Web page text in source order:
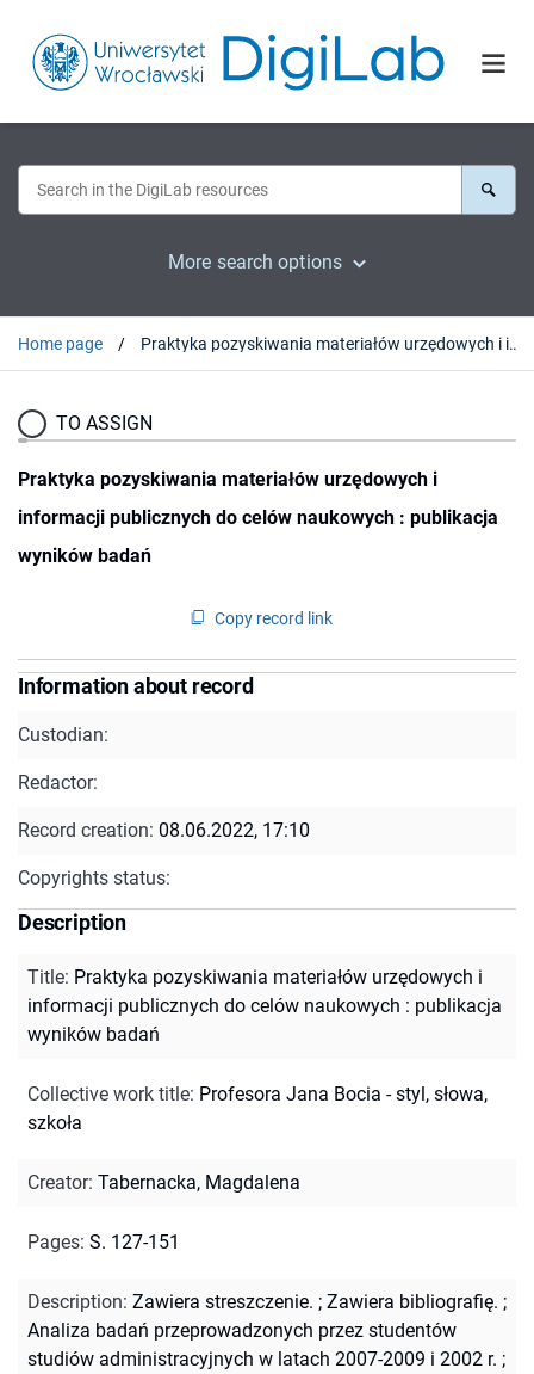
More search options
Home page Praktyka pozyskiwania materiałów urzędowych i informacji publicznych do celów naukowych : publikacja wyników badań
TO ASSIGN
Praktyka pozyskiwania materiałów urzędowych i
informacji publicznych do celów naukowych : publikacja
wyników badań
Copy record link
Information about record
Custodian:
Redactor:
Record creation: 08.06.2022, 17:10
Copyrights status:
Description
Title: Praktyka pozyskiwania materiałów urzędowych i
informacji publicznych do celów naukowych : publikacja
wyników badań
Collective work title: Profesora Jana Bocia - styl, słowa,
szkoła
Creator: Tabernacka, Magdalena
Pages: S. 127-151
Description: Zawiera streszczenie. ; Zawiera bibliografię. ;
Analiza badań przeprowadzonych przez studentów
studiów administracyjnych w latach 2007-2009 i 2002 r. ;